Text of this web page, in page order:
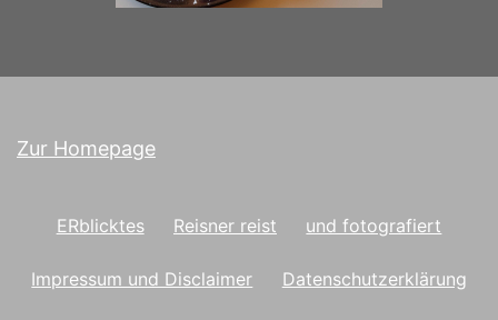
Zur Homepage
ERblicktes Reisner reist und fotografiert
Impressum und Disclaimer Datenschutzerklärung